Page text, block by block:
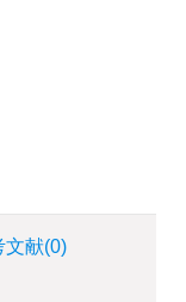
文献(0)